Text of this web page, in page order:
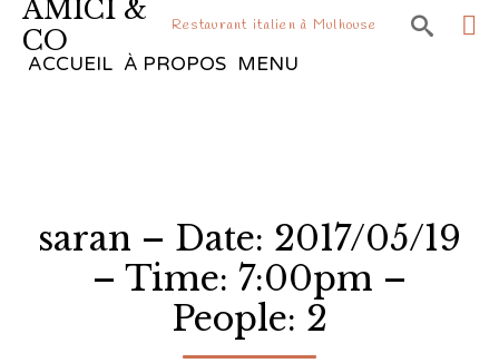
AMICI &
CO
Restaurant italien à Mulhouse 
ACCUEIL À PROPOS MENU
saran – Date: 2017/05/19
– Time: 7:00pm –
People: 2